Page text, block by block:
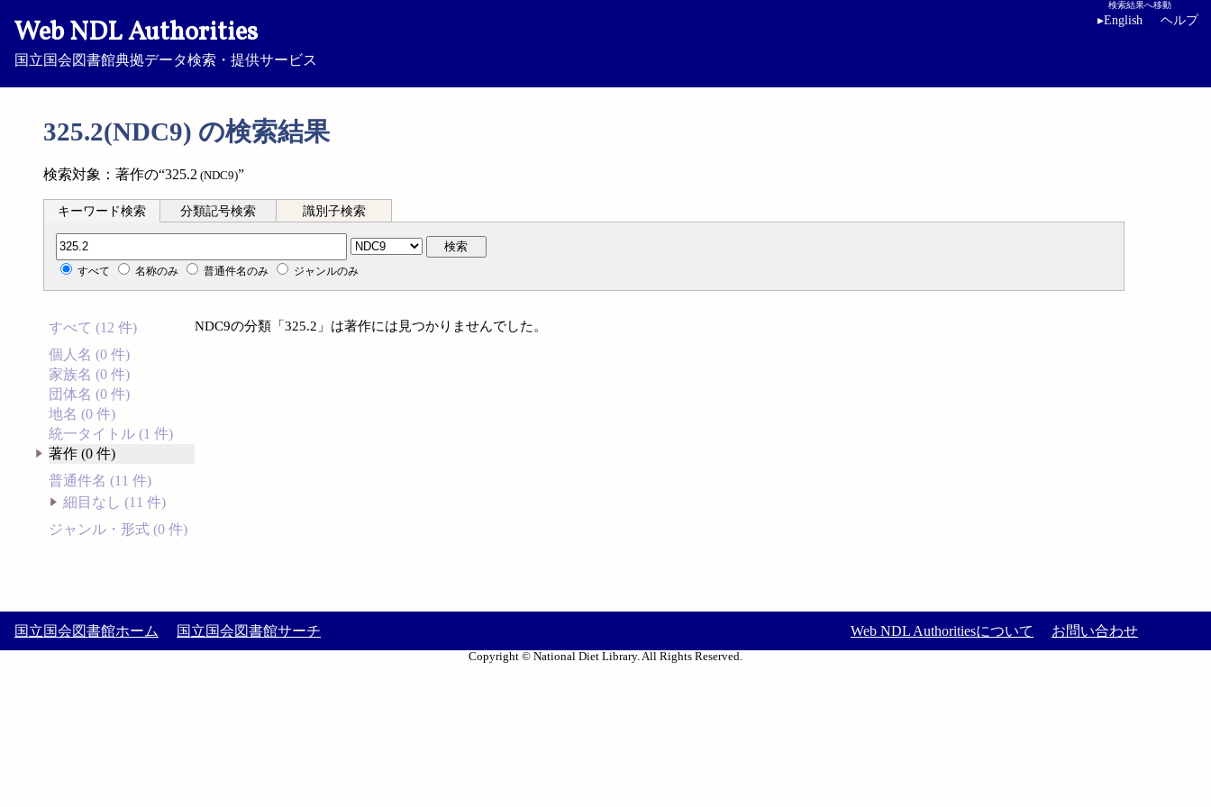
Web NDL Authorities
国立国会図書館典拠データ検索・提供サービス
検索結果へ移動
▸English ヘルプ
325.2(NDC9) の検索結果
検索対象：著作の“325.2 (NDC9)”
キーワード検索 分類記号検索 識別子検索
分類記号検索 検索
すべて 名称のみ 普通件名のみ ジャンルのみ
すべて (12 件)
個人名 (0 件)
家族名 (0 件)
団体名 (0 件)
地名 (0 件)
統一タイトル (1 件)
著作 (0 件)
普通件名 (11 件)
細目なし (11 件)
ジャンル・形式 (0 件)
NDC9の分類「325.2」は著作には見つかりませんでした。
国立国会図書館ホーム 国立国会図書館サーチ Web NDL Authoritiesについて お問い合わせ
Copyright © National Diet Library. All Rights Reserved.